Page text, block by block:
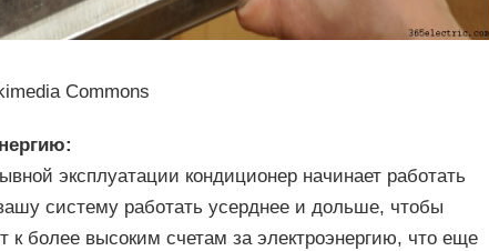
Commons
эксплуатации кондиционер начинает работать
систему работать усерднее и дольше, чтобы
более высоким счетам за электроэнергию, что еще